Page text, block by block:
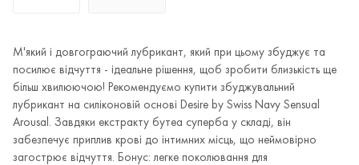
М'який і довгограючий лубрикант, який при цьому збуджує та
посилює відчуття - ідеальне рішення, щоб зробити близькість ще
більш хвилюючою! Рекомендуємо купити збуджувальний
лубрикант на силіконовій основі Desire by Swiss Navy Sensual
Arousal. Завдяки екстракту бутеа суперба у складі, він
забезпечує приплив крові до інтимних місць, що неймовірно
загострює відчуття. Бонус: легке поколювання для